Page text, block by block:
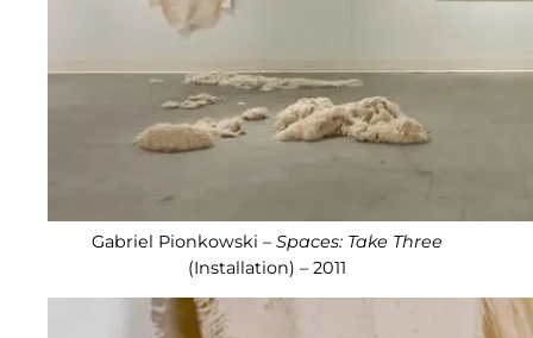
Gabriel Pionkowski – Spaces: Take Three
(Installation) – 2011